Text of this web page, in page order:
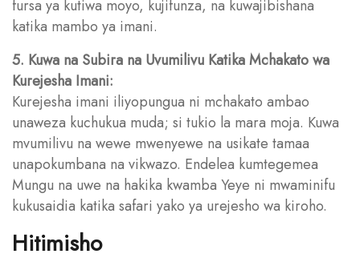
fursa ya kutiwa moyo, kujifunza, na kuwajibishana
katika mambo ya imani.
5. Kuwa na Subira na Uvumilivu Katika Mchakato wa
Kurejesha Imani:
Kurejesha imani iliyopungua ni mchakato ambao
unaweza kuchukua muda; si tukio la mara moja. Kuwa
mvumilivu na wewe mwenyewe na usikate tamaa
unapokumbana na vikwazo. Endelea kumtegemea
Mungu na uwe na hakika kwamba Yeye ni mwaminifu
kukusaidia katika safari yako ya urejesho wa kiroho.
Hitimisho